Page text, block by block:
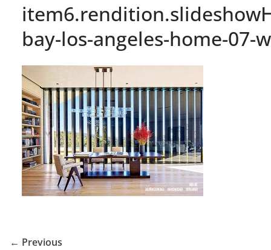
bay-los-angeles-home-07-
← Previous